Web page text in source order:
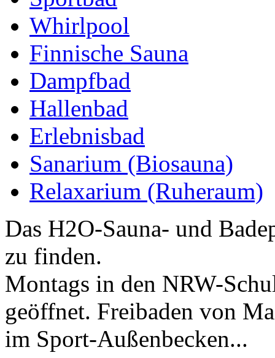
Whirlpool
Finnische Sauna
Dampfbad
Hallenbad
Erlebnisbad
Sanarium (Biosauna)
Relaxarium (Ruheraum)
Das H2O-Sauna- und
zu finden.
Montags in den NRW-
geöffnet. Freibaden von
im Sport-Außenbecken...